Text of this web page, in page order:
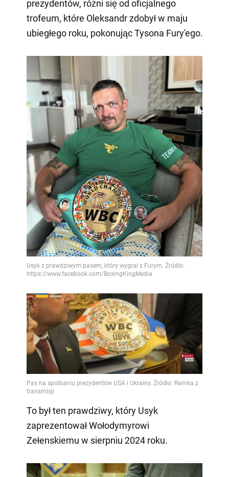
prezydentów, różni się od oficjalnego
trofeum, które Oleksandr zdobył w maju
ubiegłego roku, pokonując Tysona Fury'ego.
To był ten prawdziwy, który Usyk
zaprezentował Wołodymyrowi
Zełenskiemu w sierpniu 2024 roku.